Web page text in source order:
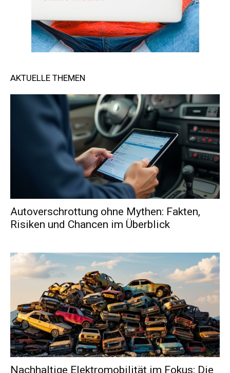
AKTUELLE THEMEN
Autoverschrottung ohne Mythen: Fakten,
Risiken und Chancen im Überblick
Nachhaltige Elektromobilität im Fokus: Die